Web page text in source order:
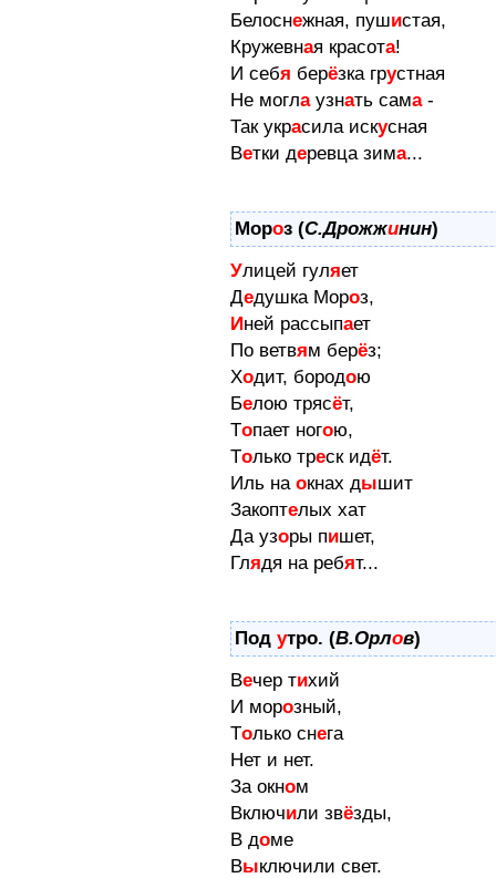
Белоснежная, пушистая,
Кружевная красота!
И себя берёзка грустная
Не моглаузнать сама-
Так украсила искусная
Ветки деревца зима...
Мороз (С.Дрожжинин)
Улицей гуляет
Дедушка Мороз,
Иней рассыпает
По ветвям берёз;
Ходит, бородою
Белою трясёт,
Топает ногою,
Только треск идёт.
Иль на окнах дышит
Закоптелых хат
Да узоры пишет,
Глядя на ребят...
Под утро. (В.Орлов)
Вечер тихий
И морозный,
Только снега
Нет и нет.
За окном
Включили звёзды,
В доме
Выключили свет.